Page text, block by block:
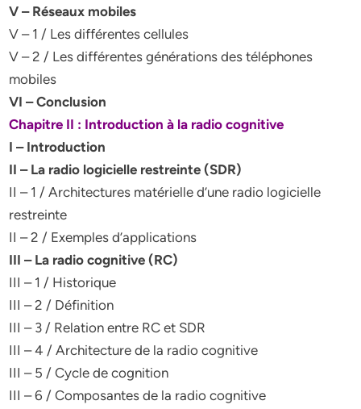
V – Réseaux mobiles
V – 1 / Les différentes cellules
V – 2 / Les différentes générations des téléphones
mobiles
VI – Conclusion
Chapitre II : Introduction à la radio cognitive
I – Introduction
II – La radio logicielle restreinte (SDR)
II – 1 / Architectures matérielle d’une radio logicielle
restreinte
II – 2 / Exemples d’applications
III – La radio cognitive (RC)
III – 1 / Historique
III – 2 / Définition
III – 3 / Relation entre RC et SDR
III – 4 / Architecture de la radio cognitive
III – 5 / Cycle de cognition
III – 6 / Composantes de la radio cognitive